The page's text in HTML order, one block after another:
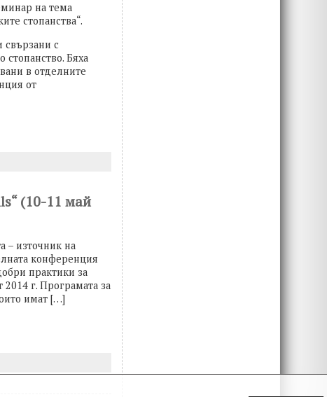
на тема
стопанства“.
свързани с
Бяха
в отделните
от
(10-11 май
– източник на
конференция
практики за
2014 г. Програмата за
имат […]